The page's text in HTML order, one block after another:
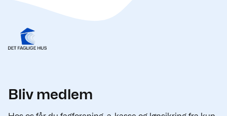
Bliv medlem